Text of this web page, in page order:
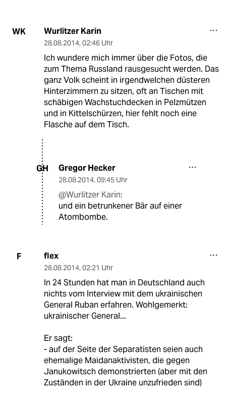
WK Wurlitzer Karin
28.08.2014, 02:46 Uhr
Ich wundere mich immer über die Fotos, die
zum Thema Russland rausgesucht werden. Das
ganz Volk scheint in irgendwelchen düsteren
Hinterzimmern zu sitzen, oft an Tischen mit
schäbigen Wachstuchdecken in Pelzmützen
und in Kittelschürzen, hier fehlt noch eine
Flasche auf dem Tisch.
GH Gregor Hecker
28.08.2014, 09:45 Uhr
@Wurlitzer Karin:
und ein betrunkener Bär auf einer
Atombombe.
F flex
28.08.2014, 02:21 Uhr
In 24 Stunden hat man in Deutschland auch
nichts vom Interview mit dem ukrainischen
General Ruban erfahren. Wohlgemerkt:
ukrainischer General...
Er sagt:
- auf der Seite der Separatisten seien auch
ehemalige Maidanaktivisten, die gegen
Janukowitsch demonstrierten (aber mit den
Zuständen in der Ukraine unzufrieden sind)